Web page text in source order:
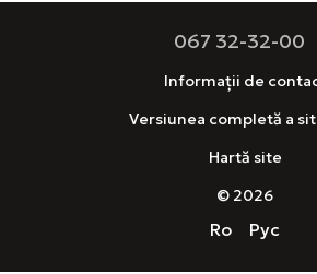
067 32-32-00
Informații de
Versiunea completă a
Hartă site
© 2026
Ro Рус